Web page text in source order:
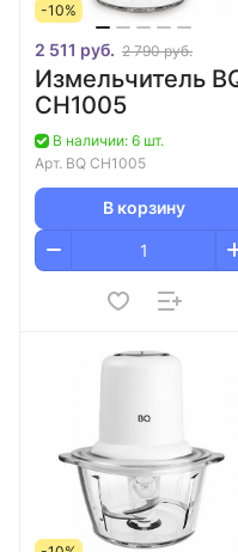
-10%
2 511 руб. 2 790 руб.
Измельчитель
CH1005
В наличии: 6 шт.
Арт. BQ CH1005
В корзину